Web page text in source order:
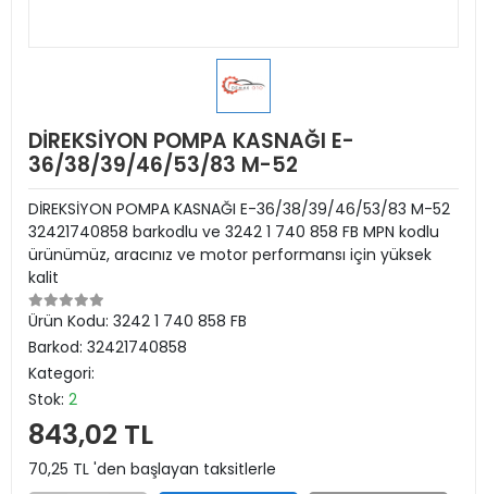
DİREKSİYON POMPA KASNAĞI E-
36/38/39/46/53/83 M-52
DİREKSİYON POMPA KASNAĞI E-36/38/39/46/53/83 M-52
32421740858 barkodlu ve 3242 1 740 858 FB MPN kodlu
ürünümüz, aracınız ve motor performansı için yüksek
kalit
Ürün Kodu: 3242 1 740 858 FB
Barkod: 32421740858
Kategori:
Stok: 2
843,02 TL
70,25 TL 'den başlayan taksitlerle